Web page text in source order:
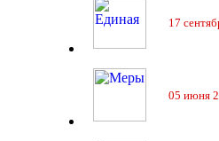
17
05 июня